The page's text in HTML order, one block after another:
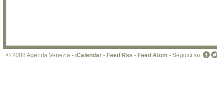
© 2008 Agenda Venezia - iCalendar - Feed Rss - Feed Atom - Seguici su: